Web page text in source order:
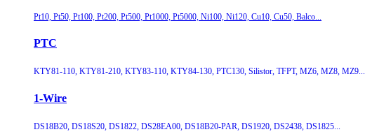
Pt10, Pt50, Pt100, Pt200, Pt500, Pt1000, Pt5000, Ni100, Ni120, Cu10, Cu50, Balco...
PTC
KTY81-110, KTY81-210, KTY83-110, KTY84-130, PTC130, Silistor, TFPT, MZ6, MZ8, MZ9...
1-Wire
DS18B20, DS18S20, DS1822, DS28EA00, DS18B20-PAR, DS1920, DS2438, DS1825...